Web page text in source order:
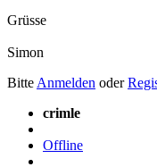
Grüsse
Simon
Bitte Anmelden oder
crimle
Offline